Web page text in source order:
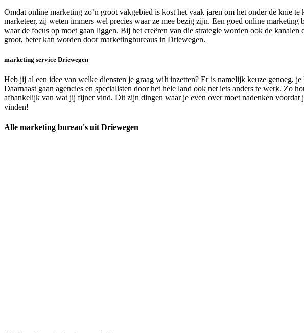
Omdat online marketing zo’n groot vakgebied is kost het vaak jaren om het onder de knie
marketeer, zij weten immers wel precies waar ze mee bezig zijn. Een goed online
waar de focus op moet gaan liggen. Bij het creëren van die strategie worden ook de
groot, beter kan worden door marketingbureaus in Driewegen.
marketing service Driewegen
Heb jij al een idee van welke diensten je graag wilt inzetten? Er is namelijk keuze genoeg,
Daarnaast gaan agencies en specialisten door het hele land ook net iets anders te werk. Zo
afhankelijk van wat jij fijner vind. Dit zijn dingen waar je even over moet nadenken voordat
vinden!
Alle marketing bureau's uit Driewegen